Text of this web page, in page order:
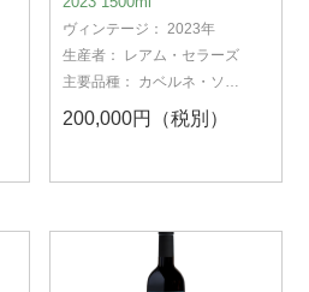
ヴィンテージ：2023年
生産者：
レアム・セラーズ
主要品種： カベルネ・ソー
200,000円（税別）